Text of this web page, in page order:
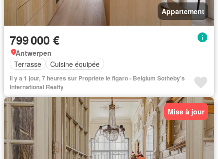
Appartement
799 000 €
Antwerpen
Terrasse
Cuisine équipée
Il y a 1 jour, 7 heures sur Propriete le figaro - Belgium Sotheby’s
International Realty
Mise à jour